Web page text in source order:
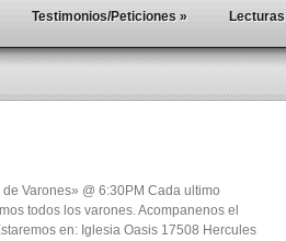
Testimonios/Peticiones » Lecturas
Varones» @ 6:30PM Cada ultimo
todos los varones. Acompanenos el
en: Iglesia Oasis 17508 Hercules